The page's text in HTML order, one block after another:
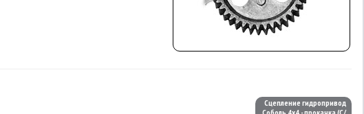
Сцепление гидропривод